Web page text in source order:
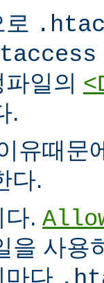
일의
.
유때문
다.
.
을 사용
마다